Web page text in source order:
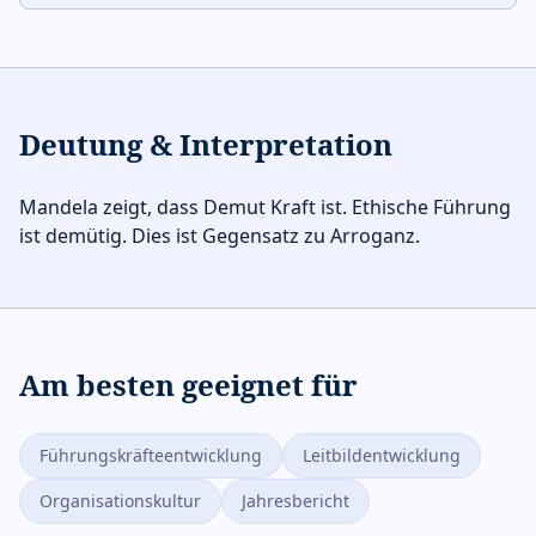
Deutung & Interpretation
Mandela zeigt, dass Demut Kraft ist. Ethische Führung
ist demütig. Dies ist Gegensatz zu Arroganz.
Am besten geeignet für
Führungskräfteentwicklung
Leitbildentwicklung
Organisationskultur
Jahresbericht